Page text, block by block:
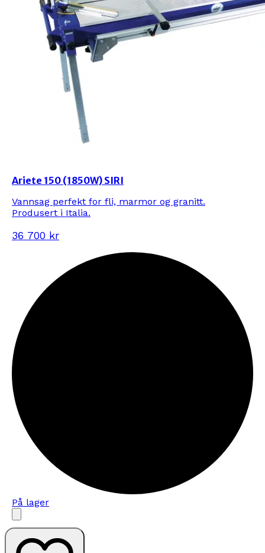
Ariete 150 (1850W) SIRI
Vannsag perfekt for fli, marmor og granitt.
Produsert i Italia.
36 700 kr
På lager